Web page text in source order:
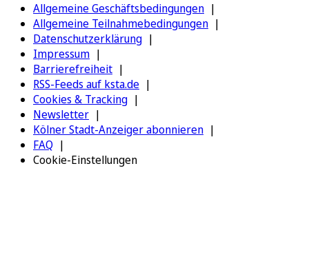
Allgemeine Geschäftsbedingungen
Allgemeine Teilnahmebedingungen
Datenschutzerklärung
Impressum
Barrierefreiheit
RSS-Feeds auf ksta.de
Cookies & Tracking
Newsletter
Kölner Stadt-Anzeiger abonnieren
FAQ
Cookie-Einstellungen